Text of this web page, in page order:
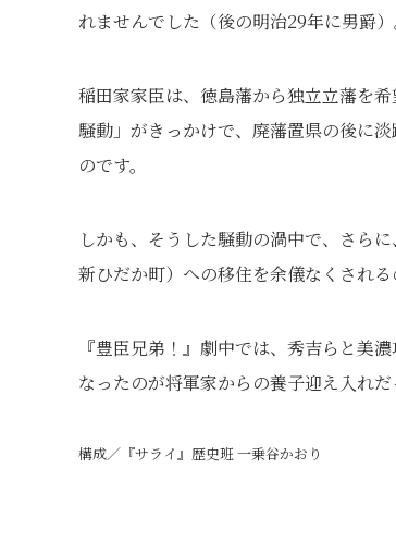
れませんでした（後の明治29年に男爵）
稲田家家臣は、徳島藩から独立立藩を
騒動」がきっかけで、廃藩置県の後に
のです。
しかも、そうした騒動の渦中で、さら
新ひだか町）への移住を余儀なくされる
『豊臣兄弟！』劇中では、秀吉らと美
なったのが将軍家からの養子迎え入れ
構成／『サライ』歴史班 一乗谷かおり